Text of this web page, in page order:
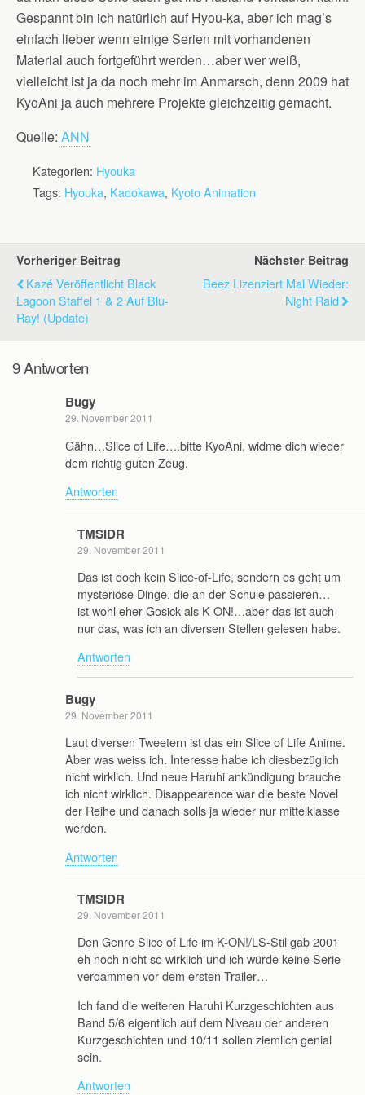
Gespannt bin ich natürlich auf Hyou-ka, aber ich mag’s
einfach lieber wenn einige Serien mit vorhandenen
Material auch fortgeführt werden…aber wer weiß,
vielleicht ist ja da noch mehr im Anmarsch, denn 2009 hat
KyoAni ja auch mehrere Projekte gleichzeitig gemacht.
Quelle: ANN
Kategorien: Hyouka
Tags: Hyouka, Kadokawa, Kyoto Animation
Vorheriger Beitrag
Kazé Veröffentlicht Black
Lagoon Staffel 1 & 2 Auf Blu-
Ray! (Update)
Nächster Beitrag
Beez Lizenziert Mal Wieder:
Night Raid
9 Antworten
Bugy
29. November 2011
Gähn…Slice of Life….bitte KyoAni, widme dich wieder
dem richtig guten Zeug.
Antworten
TMSIDR
29. November 2011
Das ist doch kein Slice-of-Life, sondern es geht um
mysteriöse Dinge, die an der Schule passieren…
ist wohl eher Gosick als K-ON!…aber das ist auch
nur das, was ich an diversen Stellen gelesen habe.
Antworten
Bugy
29. November 2011
Laut diversen Tweetern ist das ein Slice of Life Anime.
Aber was weiss ich. Interesse habe ich diesbezüglich
nicht wirklich. Und neue Haruhi ankündigung brauche
ich nicht wirklich. Disappearence war die beste Novel
der Reihe und danach solls ja wieder nur mittelklasse
werden.
Antworten
TMSIDR
29. November 2011
Den Genre Slice of Life im K-ON!/LS-Stil gab 2001
eh noch nicht so wirklich und ich würde keine Serie
verdammen vor dem ersten Trailer…
Ich fand die weiteren Haruhi Kurzgeschichten aus
Band 5/6 eigentlich auf dem Niveau der anderen
Kurzgeschichten und 10/11 sollen ziemlich genial
sein.
Antworten